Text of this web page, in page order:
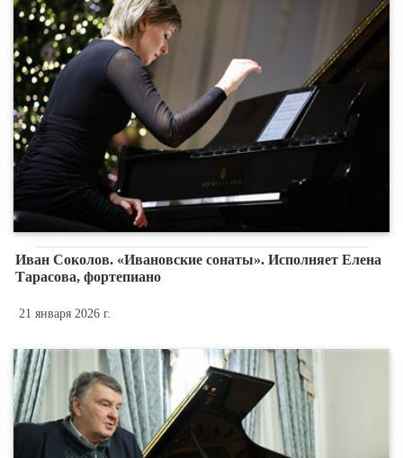
Иван Соколов. «Ивановские сонаты». Исполняет Елена
Тарасова, фортепиано
21 января 2026 г.